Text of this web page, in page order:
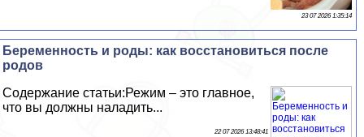
23 07 2026 1:35:14
Беременность и роды: как восстановиться после
родов
Содержание статьи:Режим – это главное,
что вы должны наладить...
22 07 2026 13:48:41